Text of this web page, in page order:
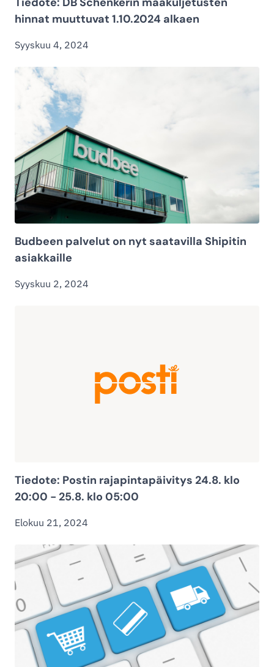
hinnat muuttuvat 1.10.2024 alkaen
Syyskuu 4, 2024
Budbeen palvelut on nyt saatavilla Shipitin
asiakkaille
Syyskuu 2, 2024
Tiedote: Postin rajapintapäivitys 24.8. klo
20:00 - 25.8. klo 05:00
Elokuu 21, 2024